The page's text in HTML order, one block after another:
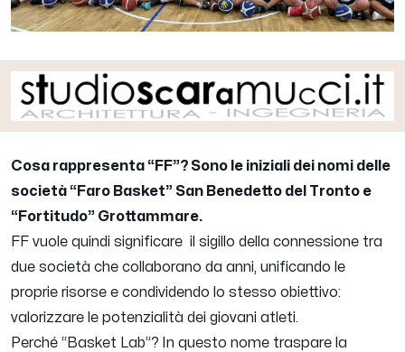
Cosa rappresenta “FF”? Sono le iniziali dei nomi delle
società “Faro Basket” San Benedetto del Tronto e
“Fortitudo” Grottammare.
FF vuole quindi significare il sigillo della connessione tra
due società che collaborano da anni, unificando le
proprie risorse e condividendo lo stesso obiettivo:
valorizzare le potenzialità dei giovani atleti.
Perché “Basket Lab”? In questo nome traspare la